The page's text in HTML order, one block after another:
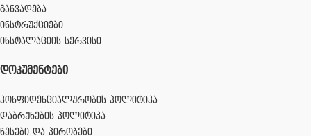
განვადება
ინსტრუქციები
ინსტალაციის სერვისი
ᲓᲝᲙᲣᲛᲔᲜᲢᲔᲑᲘ
კონფიდენციალურობის პოლიტიკა
დაბრუნების პოლიტიკა
წესები და პირობები